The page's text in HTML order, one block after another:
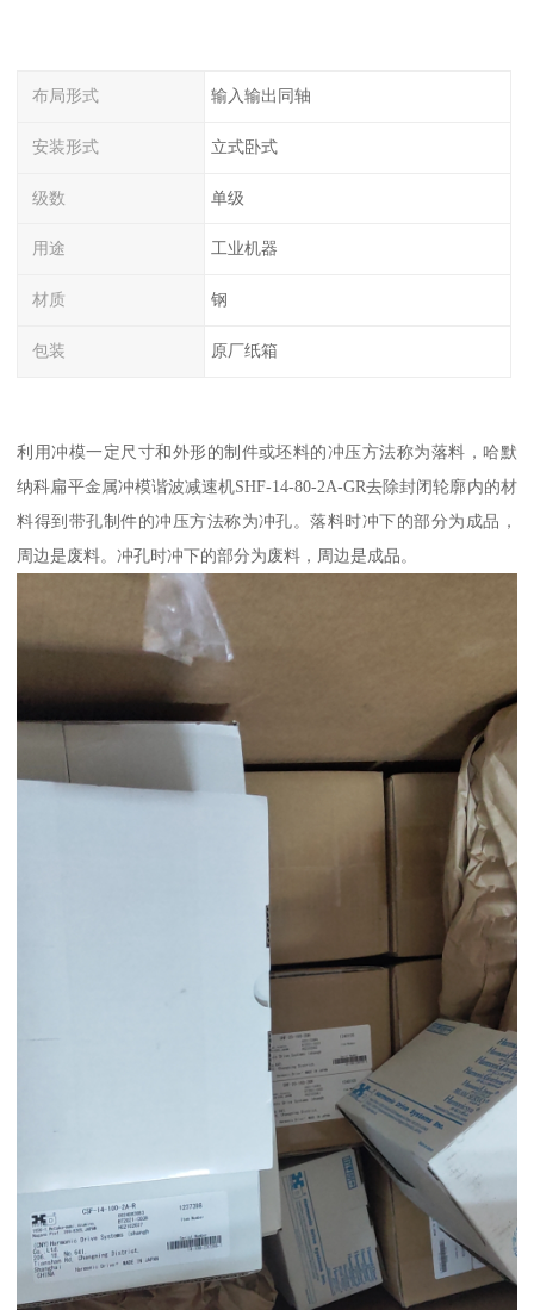
布局形式 输入输出同轴
安装形式 立式卧式
级数 单级
用途 工业机器
材质 钢
包装 原厂纸箱
利用冲模一定尺寸和外形的制件或坯料的冲压方法称为落料，哈默
纳科扁平金属冲模谐波减速机SHF-14-80-2A-GR去除封闭轮廓内的材
料得到带孔制件的冲压方法称为冲孔。落料时冲下的部分为成品，
周边是废料。冲孔时冲下的部分为废料，周边是成品。